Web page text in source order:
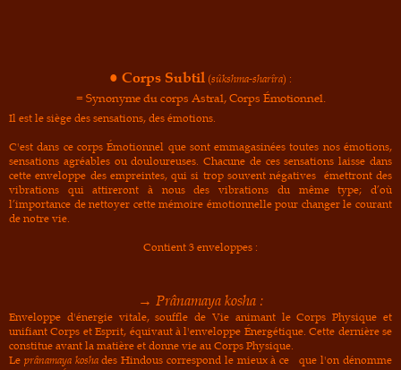
● Corps Subtil (sûkshma-sharîra) :
= Synonyme du corps Astral, Corps Émotionnel.
Il est le siège des sensations, des émotions.
C'est dans ce corpsÉmotionnel que sont emmagasinées toutes nos émotions,
sensations agréables ou douloureuses. Chacune de ces sensations laisse dans
cette enveloppe des empreintes, qui si trop souvent négatives émettront des
vibrations qui attireront à nous des vibrations du même type; d’où
l’importance de nettoyer cette mémoire émotionnelle pour changer le courant
de notre vie.
Contient 3 enveloppes :
→ Prânamaya kosha :
Enveloppe d'énergie vitale, souffle de Vie animant le Corps Physique et
unifiant Corps et Esprit, équivaut à l'enveloppe Énergétique. Cette dernière se
constitue avant la matière et donne vie au Corps Physique.
Le prânamaya koshades Hindous correspond le mieux à ce
que l'on dénomme